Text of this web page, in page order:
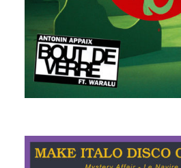
ANTONIN APPAIX
LE